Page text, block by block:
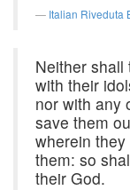
Italian Riveduta
Neither shall
with their
nor with any
save them
wherein
them: so
their God.